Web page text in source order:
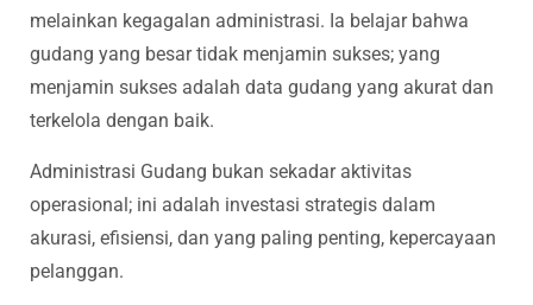
melainkan kegagalan administrasi. Ia belajar bahwa
gudang yang besar tidak menjamin sukses; yang
menjamin sukses adalah data gudang yang akurat dan
terkelola dengan baik.
Administrasi Gudang bukan sekadar aktivitas
operasional; ini adalah investasi strategis dalam
akurasi, efisiensi, dan yang paling penting, kepercayaan
pelanggan.